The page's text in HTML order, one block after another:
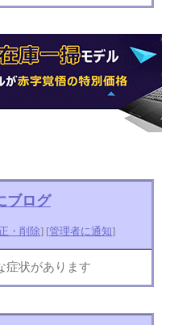
ブログ
・削除] [管理者に通知]
症状があります